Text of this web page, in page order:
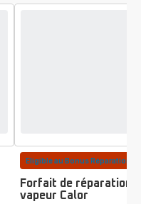
Eligible au Bonus Réparation : -
Forfait de réparation
vapeur Calor